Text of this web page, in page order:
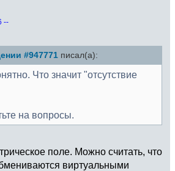
--
#947771 писал(а):
Что значит "отсутствие
на вопросы.
поле. Можно считать, что
виртуальными